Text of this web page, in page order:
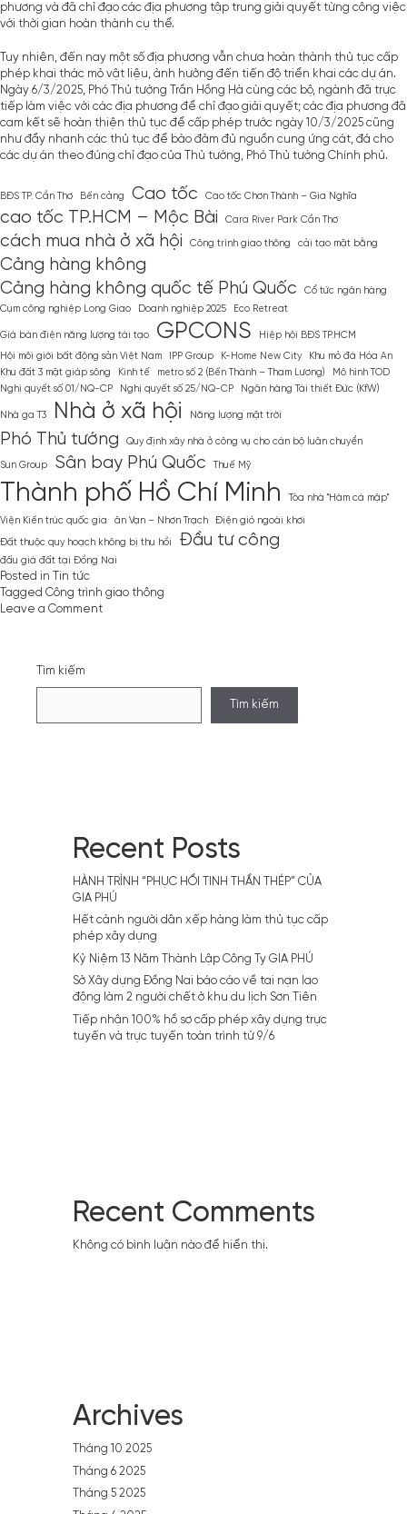
phương và đã chỉ đạo các địa phương tập trung giải quyết từng công việc
với thời gian hoàn thành cụ thể.
Tuy nhiên, đến nay một số địa phương vẫn chưa hoàn thành thủ tục cấp
phép khai thác mỏ vật liệu, ảnh hưởng đến tiến độ triển khai các dự án.
Ngày 6/3/2025, Phó Thủ tướng Trần Hồng Hà cùng các bộ, ngành đã trực
tiếp làm việc với các địa phương để chỉ đạo giải quyết; các địa phương đã
cam kết sẽ hoàn thiện thủ tục để cấp phép trước ngày 10/3/2025 cũng
như đẩy nhanh các thủ tục để bảo đảm đủ nguồn cung ứng cát, đá cho
các dự án theo đúng chỉ đạo của Thủ tướng, Phó Thủ tướng Chính phủ.
BĐS TP. Cần Thơ Bến cảng Cao tốc Cao tốc Chơn Thành – Gia Nghĩa
cao tốc TP.HCM – Mộc Bài Cara River Park Cần Thơ
cách mua nhà ở xã hội Công trình giao thông cải tạo mặt bằng
Cảng hàng không
Cảng hàng không quốc tế Phú Quốc
Cổ tức ngân hàng
Cụm công nghiệp Long Giao
Doanh nghiệp 2025 Eco Retreat
Giá bán điện năng lượng tái tạo GPCONS Hiệp hội BĐS TP.HCM
Hội môi giới bất động sản Việt Nam IPP Group K-Home New City
Khu mỏ đá Hóa An
Khu đất 3 mặt giáp sông
Kinh tế metro số 2 (Bến Thành – Tham Lương)
Mô hình TOD
Nghị quyết số 01/NQ-CP
Nghị quyết số 25/NQ-CP Ngân hàng Tái thiết Đức (KfW)
Nhà ga T3 Nhà ở xã hội Năng lượng mặt trời
Phó Thủ tướng Quy định xây nhà ở công vụ cho cán bộ luân chuyển
Sun Group Sân bay Phú Quốc Thuế Mỹ
Thành phố Hồ Chí Minh Tòa nhà ''Hàm cá mập''
Viện Kiến trúc quốc gia ân Vạn – Nhơn Trạch Điện gió ngoài khơi
Đất thuộc quy hoạch không bị thu hồi Đầu tư công
đấu giá đất tại Đồng Nai
Posted in
Tin tức
Tagged Công trình giao thông
Leave a Commenton
các
trình
sự
trọng
đại
của
đất
nước
Tìm kiếm
Tìm kiếm
Recent Posts
HÀNH TRÌNH “PHỤC HỒI TINH THẦN THÉP” CỦA
GIA PHÚ
Hết cảnh người dân xếp hàng làm thủ tục cấp
phép xây dựng
Kỷ Niệm 13 Năm Thành Lập Công Ty GIA PHÚ
Sở Xây dựng Đồng Nai báo cáo về tai nạn lao
động làm 2 người chết ở khu du lịch Sơn Tiên
Tiếp nhận 100% hồ sơ cấp phép xây dựng trực
tuyến và trực tuyến toàn trình từ 9/6
Recent Comments
Không có bình luận nào để hiển thị.
Archives
Tháng 10 2025
Tháng 6 2025
Tháng 5 2025